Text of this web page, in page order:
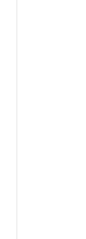
Brasil en Instagram